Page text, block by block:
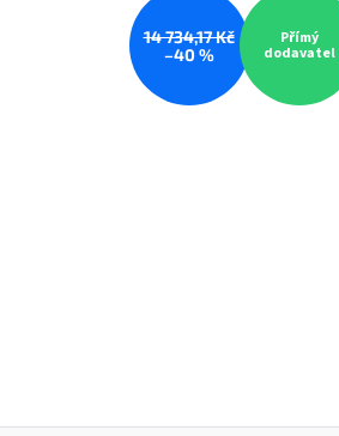
14 734,17 Kč
–40 %
Přímý
dodavatel